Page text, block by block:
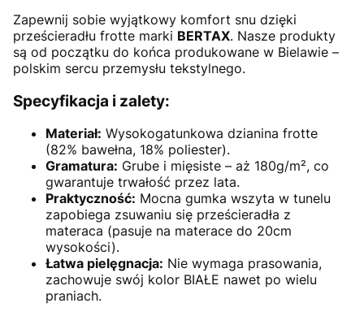
Zapewnij sobie wyjątkowy komfort snu dzięki
prześcieradłu frotte marki BERTAX. Nasze produkty
są od początku do końca produkowane w Bielawie –
polskim sercu przemysłu tekstylnego.
Specyfikacja i zalety:
Materiał: Wysokogatunkowa dzianina frotte
(82% bawełna, 18% poliester).
Gramatura: Grube i mięsiste – aż 180g/m², co
gwarantuje trwałość przez lata.
Praktyczność: Mocna gumka wszyta w tunelu
zapobiega zsuwaniu się prześcieradła z
materaca (pasuje na materace do 20cm
wysokości).
Łatwa pielęgnacja: Nie wymaga prasowania,
zachowuje swój kolor BIAŁE nawet po wielu
praniach.